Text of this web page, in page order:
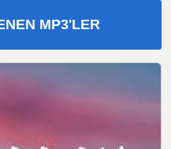
MP3'LER